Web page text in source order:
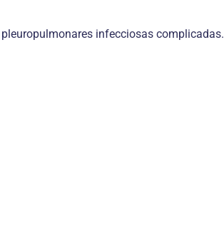
infecciosas complicadas.